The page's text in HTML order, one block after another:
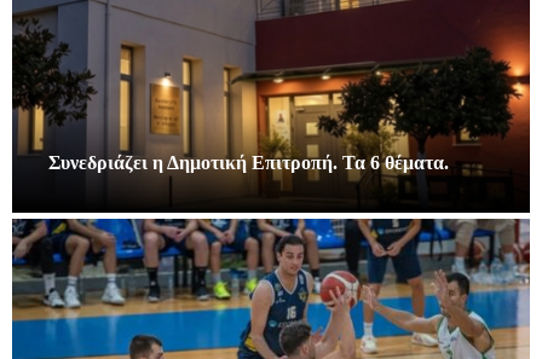
Συνεδριάζει η Δημοτική Επιτροπή. Τα 6 θέματα.